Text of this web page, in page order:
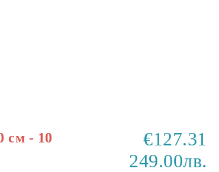
см - 10
€127.31
249.00лв.